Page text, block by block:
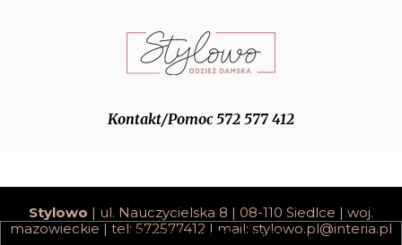
Kontakt/Pomoc 572 577 412
Stylowo | ul. Nauczycielska 8 | 08-110 Siedlce | woj.
mazowieckie | tel: 572577412 | mail: stylowo.pl@interia.pl
pokaż pełną wersję strony